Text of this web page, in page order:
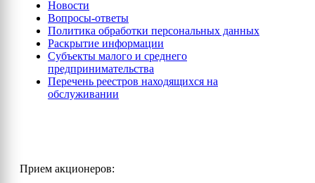
Новости
Вопросы-ответы
Политика обработки персональных данных
Раскрытие информации
Субъекты малого и среднего
предпринимательства
Перечень реестров находящихся на
обслуживании
Прием акционеров: